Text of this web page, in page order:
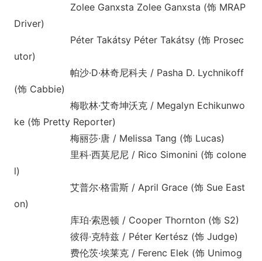
Zolee Ganxsta Zolee Ganxsta (饰 MRAP
Driver)
Péter Takátsy Péter Takátsy (饰 Prosec
utor)
帕沙·D·林奇尼科夫 / Pasha D. Lychnikoff
(饰 Cabbie)
梅歌林·艾奇坤沃克 / Megalyn Echikunwo
ke (饰 Pretty Reporter)
梅丽莎·唐 / Melissa Tang (饰 Lucas)
里科·西莫尼尼 / Rico Simonini (饰 colone
l)
艾普尔·格雷斯 / April Grace (饰 Sue East
on)
库珀·索恩顿 / Cooper Thornton (饰 S2)
彼得·克特兹 / Péter Kertész (饰 Judge)
费伦茨·埃莱克 / Ferenc Elek (饰 Unimog